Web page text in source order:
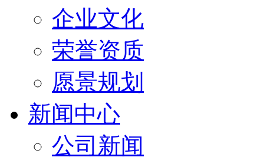
企业文化
荣誉资质
愿景规划
新闻中心
公司新闻